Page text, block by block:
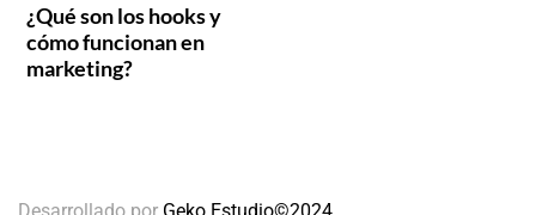
¿Qué son los hooks y
cómo funcionan en
marketing?